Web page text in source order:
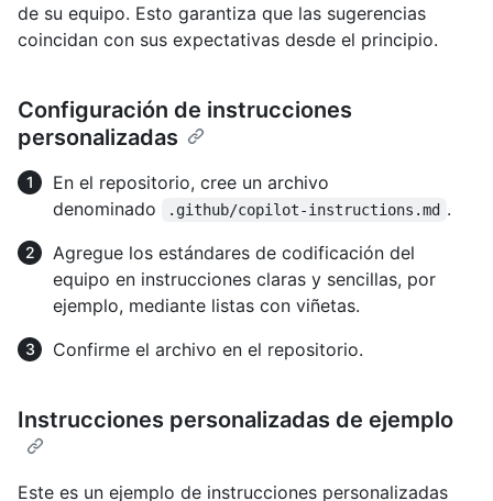
de su equipo. Esto garantiza que las sugerencias
coincidan con sus expectativas desde el principio.
Configuración de instrucciones
personalizadas
En el repositorio, cree un archivo
denominado
.github/copilot-instructions.md .
Agregue los estándares de codificación del
equipo en instrucciones claras y sencillas, por
ejemplo, mediante listas con viñetas.
Confirme el archivo en el repositorio.
Instrucciones personalizadas de ejemplo
Este es un ejemplo de instrucciones personalizadas